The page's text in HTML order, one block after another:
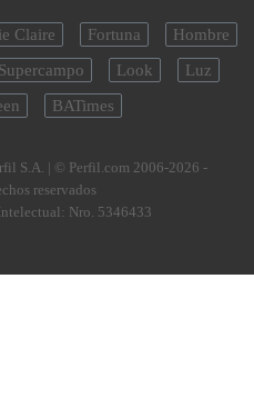
Claire Fortuna
Hombre
Supercampo Look
Luz
BATimes
S.A. | © Perfil.com 2006-2026 -
reservados
Nro. 5346433